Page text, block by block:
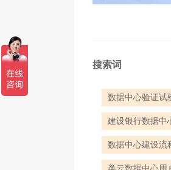
搜索词
数据中心验证试
建设银行数据中
数据中心建设流